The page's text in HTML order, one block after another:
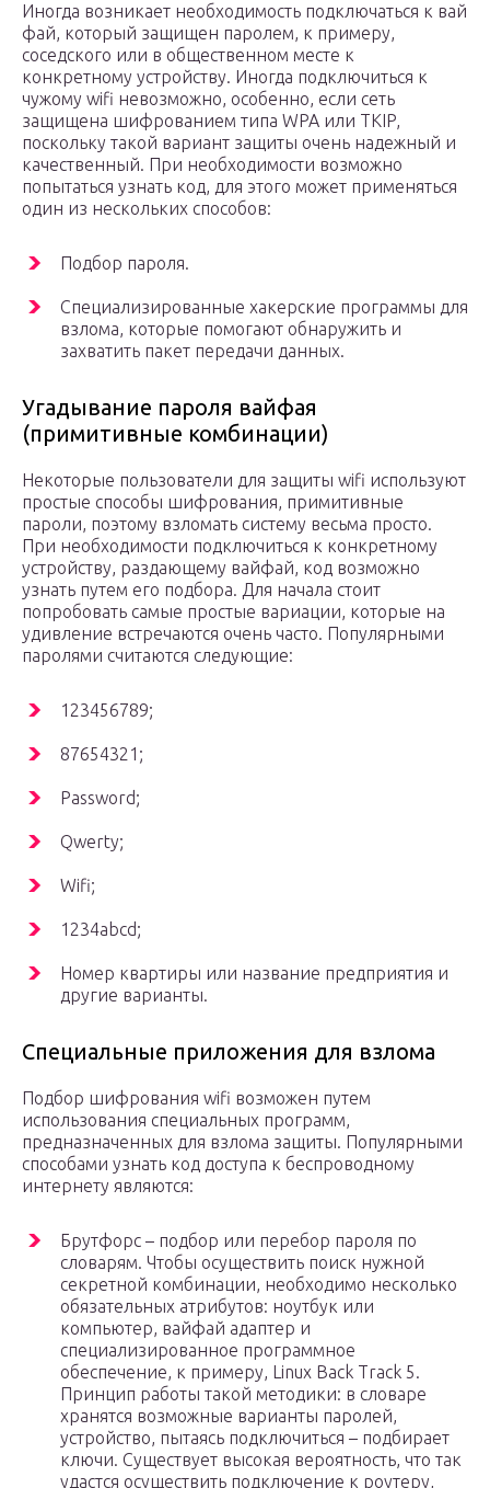
Иногда возникает необходимость подключаться к вай
фай, который защищен паролем, к примеру,
соседского или в общественном месте к
конкретному устройству. Иногда подключиться к
чужому wifi невозможно, особенно, если сеть
защищена шифрованием типа WPA или TKIP,
поскольку такой вариант защиты очень надежный и
качественный. При необходимости возможно
попытаться узнать код, для этого может применяться
один из нескольких способов:
Подбор пароля.
Специализированные хакерские программы для
взлома, которые помогают обнаружить и
захватить пакет передачи данных.
Угадывание пароля вайфая
(примитивные комбинации)
Некоторые пользователи для защиты wifi используют
простые способы шифрования, примитивные
пароли, поэтому взломать систему весьма просто.
При необходимости подключиться к конкретному
устройству, раздающему вайфай, код возможно
узнать путем его подбора. Для начала стоит
попробовать самые простые вариации, которые на
удивление встречаются очень часто. Популярными
паролями считаются следующие:
123456789;
87654321;
Password;
Qwerty;
Wifi;
1234abcd;
Номер квартиры или название предприятия и
другие варианты.
Специальные приложения для взлома
Подбор шифрования wifi возможен путем
использования специальных программ,
предназначенных для взлома защиты. Популярными
способами узнать код доступа к беспроводному
интернету являются:
Брутфорс – подбор или перебор пароля по
словарям. Чтобы осуществить поиск нужной
секретной комбинации, необходимо несколько
обязательных атрибутов: ноутбук или
компьютер, вайфай адаптер и
специализированное программное
обеспечение, к примеру, Linux Back Track 5.
Принцип работы такой методики: в словаре
хранятся возможные варианты паролей,
устройство, пытаясь подключиться – подбирает
ключи. Существует высокая вероятность, что так
удастся осуществить подключение к роутеру,